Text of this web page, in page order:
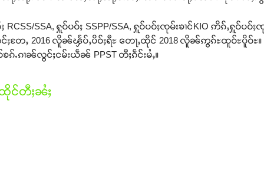
SSA, ႁူဝ်ပဝ်ႈ SSPP/SSA, ႁူဝ်ပဝ်ႈၸုမ်းၶၢင်KIO ဢိၵ်ႇႁူဝ်ပဝ်
တင်ႈတႄႇ 2016 လိူၼ်ၾႅပ်ႇပိဝ်ႈရီႊ တေႃႇထိုင် 2018 လိူၼ်ဢွၵ်ႊထူဝ်ႊပိူဝ်
ႉၵၢၼ်လွင်ႈငမ်းယဵၼ် PPST တီႈၵဵင်းမႆႇ။
င်တီႈၼႆႈ